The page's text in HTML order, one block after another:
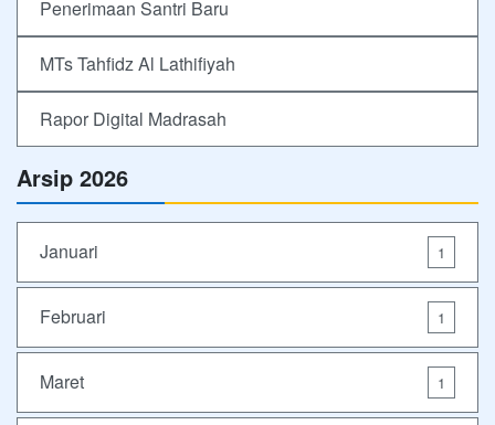
Penerimaan Santri Baru
MTs Tahfidz Al Lathifiyah
Rapor Digital Madrasah
Arsip 2026
Januari 1
Februari 1
Maret 1